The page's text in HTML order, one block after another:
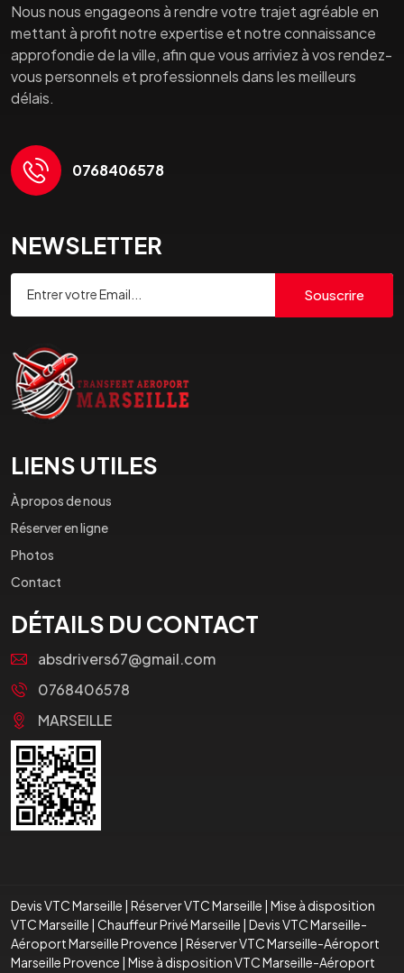
Nous nous engageons à rendre votre trajet agréable en
mettant à profit notre expertise et notre connaissance
approfondie de la ville, afin que vous arriviez à vos rendez-
vous personnels et professionnels dans les meilleurs
délais.
0768406578
NEWSLETTER
Souscrire
LIENS UTILES
À propos de nous
Réserver en ligne
Photos
Contact
DÉTAILS DU CONTACT
absdrivers67@gmail.com
0768406578
MARSEILLE
Devis VTC Marseille | Réserver VTC Marseille | Mise à disposition
VTC Marseille | Chauffeur Privé Marseille | Devis VTC Marseille-
Aéroport Marseille Provence | Réserver VTC Marseille-Aéroport
Marseille Provence | Mise à disposition VTC Marseille-Aéroport